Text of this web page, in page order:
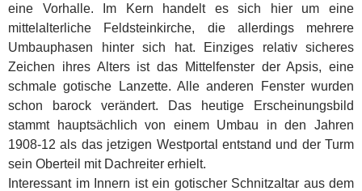
eine Vorhalle. Im Kern handelt es sich hier um eine
mittelalterliche Feldsteinkirche, die allerdings mehrere
Umbauphasen hinter sich hat. Einziges relativ sicheres
Zeichen ihres Alters ist das Mittelfenster der Apsis, eine
schmale gotische Lanzette. Alle anderen Fenster wurden
schon barock verändert. Das heutige Erscheinungsbild
stammt hauptsächlich von einem Umbau in den Jahren
1908-12 als das jetzigen Westportal entstand und der Turm
sein Oberteil mit Dachreiter erhielt.
Interessant im Innern ist ein gotischer Schnitzaltar aus dem